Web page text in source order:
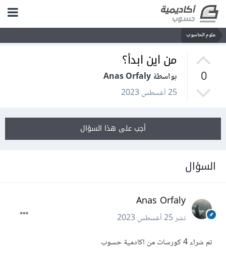
علوم الحاسوب
0
من اين ابدأ؟
بواسطة Anas Orfaly
25 أغسطس 2023
أجب على هذا السؤال
السؤال
Anas Orfaly
نشر25 أغسطس 2023
تم شراء 4 كورسات من اكادمية حسوب